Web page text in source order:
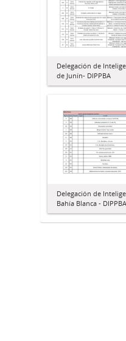
Delegación de
de Junín- DIPPBA
Delegación de
Bahía Blanca - DIPPBA